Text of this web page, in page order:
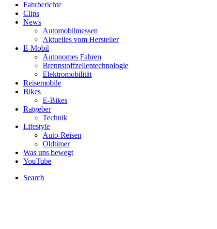
Fahrberichte
Clips
News
Automobilmessen
Aktuelles vom Hersteller
E-Mobil
Autonomes Fahren
Brennstoffzellentechnologie
Elektromobilität
Reisemobile
Bikes
E-Bikes
Ratgeber
Technik
Lifestyle
Auto-Reisen
Oldtimer
Was uns bewegt
YouTube
Search